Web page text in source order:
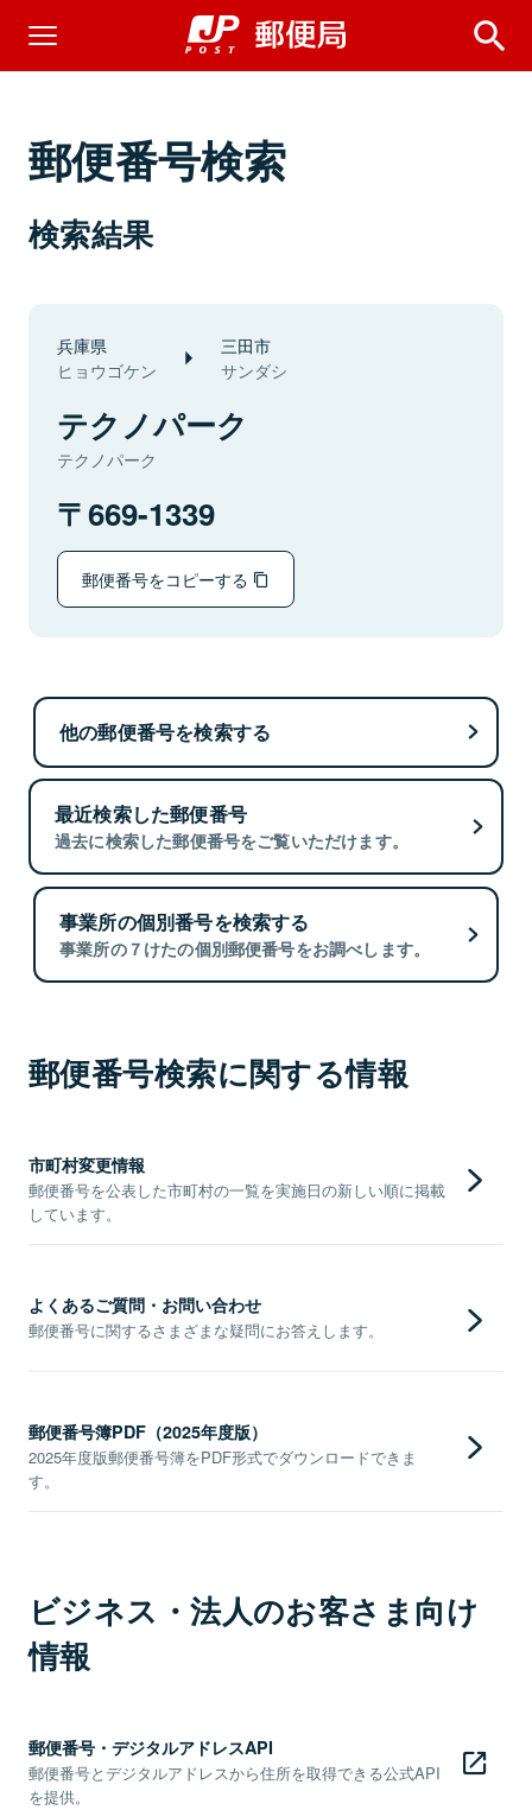
郵便番号検索
検索結果
兵庫県
ヒョウゴケン
三田市
サンダシ
テクノパーク
テクノパーク
669-1339
郵便番号をコピーする
他の郵便番号を検索する
最近検索した郵便番号
過去に検索した郵便番号をご覧いただけます。
事業所の個別番号を検索する
事業所の７けたの個別郵便番号をお調べします。
郵便番号検索に関する情報
市町村変更情報
郵便番号を公表した市町村の一覧を実施日の新しい順に掲載
しています。
よくあるご質問・お問い合わせ
郵便番号に関するさまざまな疑問にお答えします。
郵便番号簿PDF（2025年度版）
2025年度版郵便番号簿をPDF形式でダウンロードできま
す。
ビジネス・法人のお客さま向け
情報
郵便番号・デジタルアドレスAPI
郵便番号とデジタルアドレスから住所を取得できる公式API
を提供。